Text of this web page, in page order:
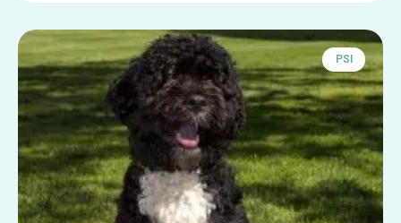
PSI